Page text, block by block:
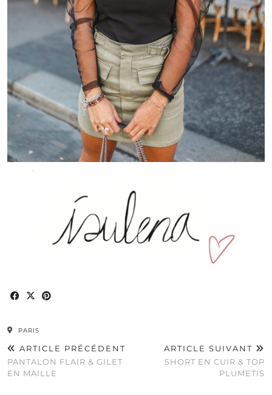
PARIS
ARTICLE PRÉCÉDENT
PANTALON FLAIR & GILET
EN MAILLE
ARTICLE SUIVANT
SHORT EN CUIR & TOP
PLUMETIS